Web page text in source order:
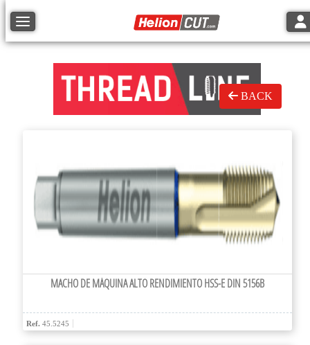
Toggle navigation
BACK
MACHO DE MÁQUINA ALTO RENDIMIENTO HSS-E DIN 5156B
Ref. 45.5245